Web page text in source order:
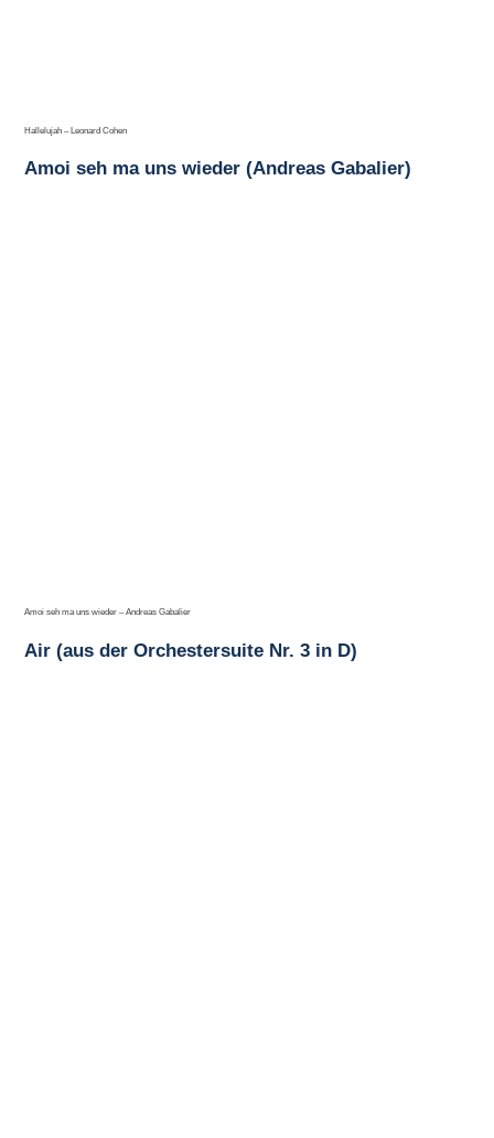
Hallelujah – Leonard Cohen
Amoi seh ma uns wieder (Andreas Gabalier)
Amoi seh ma uns wieder – Andreas Gabalier
Air (aus der Orchestersuite Nr. 3 in D)